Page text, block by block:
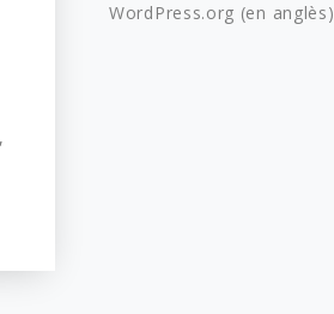
WordPress.org (en anglès)